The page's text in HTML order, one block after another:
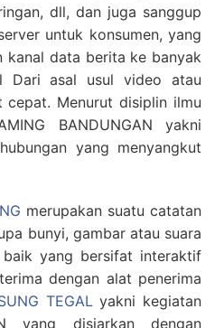
dll, dan juga sanggup
untuk konsumen, yang
kanal data berita ke banyak
Dari asal usul video atau
cepat. Menurut disiplin ilmu
BANDUNGAN yakni
yang menyangkut
merupakan suatu catatan
bunyi, gambar atau suara
yang bersifat interaktif
dengan alat penerima
TEGALyakni kegiatan
yang disiarkan dengan